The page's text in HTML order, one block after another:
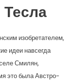
изобретателем,
идеи навсегда
Смилян,
это была Австро-